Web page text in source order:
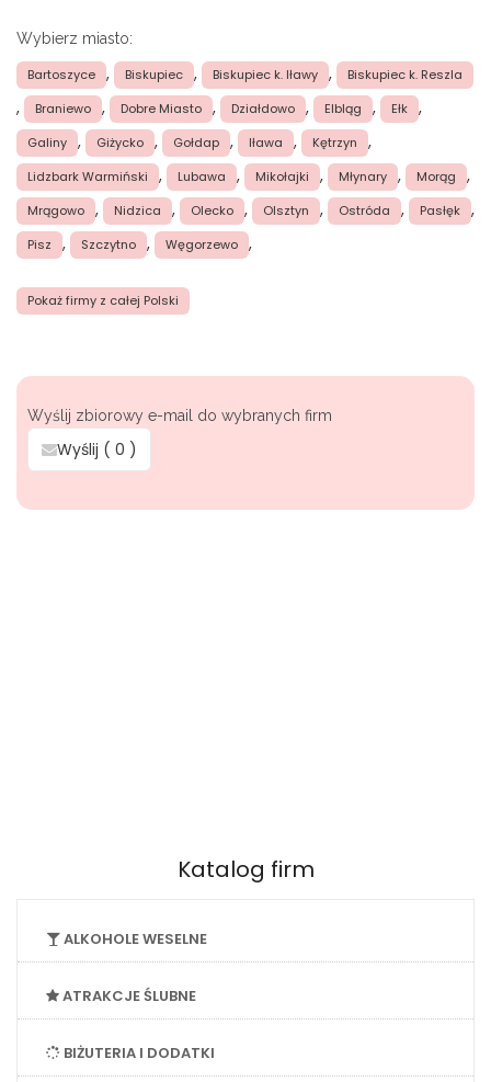
Wybierz miasto:
Bartoszyce , Biskupiec , Biskupiec k. Iławy , Biskupiec k. Reszla
, Braniewo , Dobre Miasto , Działdowo , Elbląg , Ełk ,
Galiny , Giżycko , Gołdap , Iława , Kętrzyn ,
Lidzbark Warmiński , Lubawa , Mikołajki , Młynary , Morąg ,
Mrągowo , Nidzica , Olecko , Olsztyn , Ostróda , Pasłęk ,
Pisz , Szczytno , Węgorzewo ,
Pokaż firmy z całej Polski
Wyślij zbiorowy e-mail do wybranych firm
Wyślij ( 0 )
Katalog firm
ALKOHOLE WESELNE
ATRAKCJE ŚLUBNE
BIŻUTERIA I DODATKI